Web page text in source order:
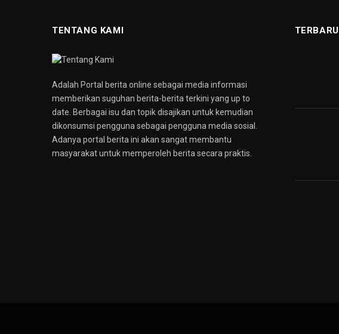
TENTANG KAMI
Adalah Portal berita online sebagai media informasi
memberikan suguhan berita-berita terkini yang up to
date. Berbagai isu dan topik disajikan untuk kemudian
dikonsumsi pengguna sebagai pengguna media sosial.
Adanya portal berita ini akan sangat membantu
masyarakat untuk memperoleh berita secara praktis.
TERBARU